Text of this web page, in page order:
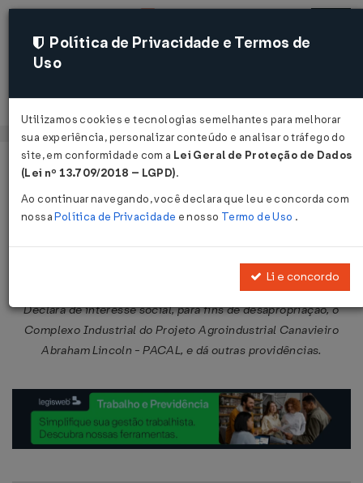
Acessar
Página Inicial Legislações
Decreto nº 89.677 de 17/05/1984
Publicado no DOU em 18 mai 1984
Declara de interesse social, para fins de desapropriação, o
Complexo Industrial do Projeto Agroindustrial Canavieiro
Abraham Lincoln - PACAL, e dá outras providências.
Política de Privacidade e Termos de
Uso
Utilizamos cookies e tecnologias semelhantes para melhorar
sua experiência, personalizar conteúdo e analisar o tráfego do
site, em conformidade com a Lei Geral de Proteção de Dados
(Lei nº 13.709/2018 – LGPD).
Ao continuar navegando, você declara que leu e concorda com
nossaPolítica de Privacidade e nosso Termo de Uso .
Li e concordo